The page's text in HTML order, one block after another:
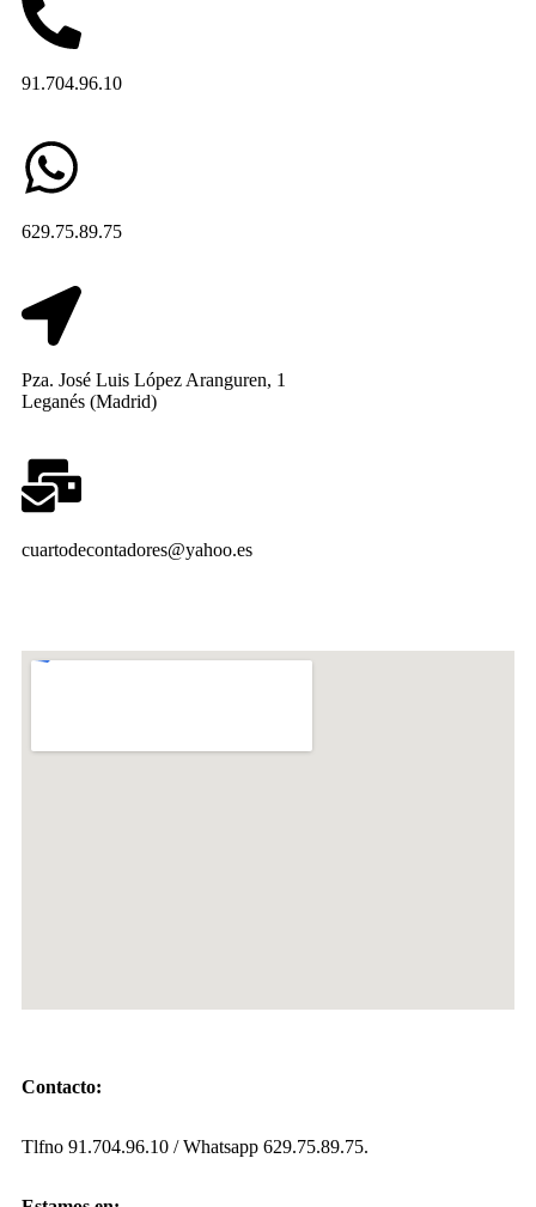
91.704.96.10
629.75.89.75
Pza. José Luis López Aranguren, 1
Leganés (Madrid)
cuartodecontadores@yahoo.es
Contacto:
Tlfno 91.704.96.10 / Whatsapp 629.75.89.75.